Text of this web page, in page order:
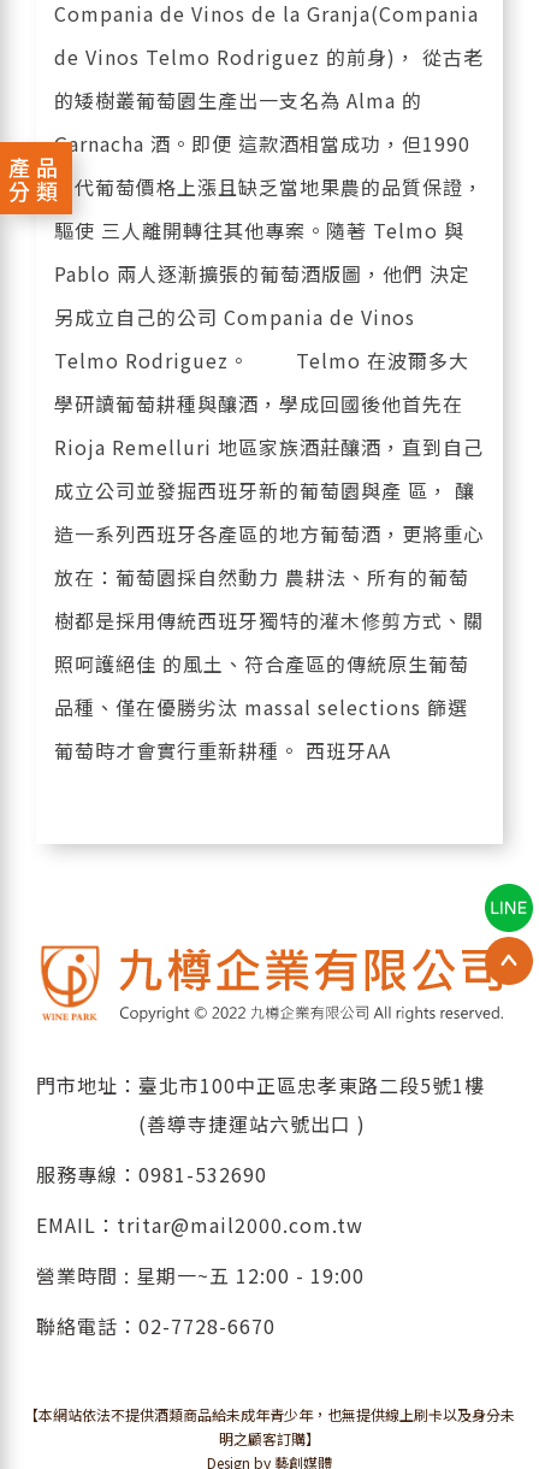
產品
分類
Compania de Vinos de la Granja(Compania
de Vinos Telmo Rodriguez 的前身)， 從古老
的矮樹叢葡萄園生產出一支名為 Alma 的
Garnacha 酒。即便 這款酒相當成功，但1990
年代葡萄價格上漲且缺乏當地果農的品質保證，
驅使 三人離開轉往其他專案。隨著 Telmo 與
Pablo 兩人逐漸擴張的葡萄酒版圖，他們 決定
另成立自己的公司 Compania de Vinos
Telmo Rodriguez。 Telmo 在波爾多大
學研讀葡萄耕種與釀酒，學成回國後他首先在
Rioja Remelluri 地區家族酒莊釀酒，直到自己
成立公司並發掘西班牙新的葡萄園與產 區， 釀
造一系列西班牙各產區的地方葡萄酒，更將重心
放在：葡萄園採自然動力 農耕法、所有的葡萄
樹都是採用傳統西班牙獨特的灌木修剪方式、關
照呵護絕佳 的風土、符合產區的傳統原生葡萄
品種、僅在優勝劣汰 massal selections 篩選
葡萄時才會實行重新耕種。 西班牙AA
門市地址：臺北市100中正區忠孝東路二段5號1樓
(善導寺捷運站六號出口 )
服務專線： 0981-532690
EMAIL： tritar@mail2000.com.tw
營業時間 : 星期一~五 12:00 - 19:00
聯絡電話： 02-7728-6670
【本網站依法不提供酒類商品給未成年青少年，也無提供線上刷卡以及身分未
明之顧客訂購】
Design by 藝創媒體